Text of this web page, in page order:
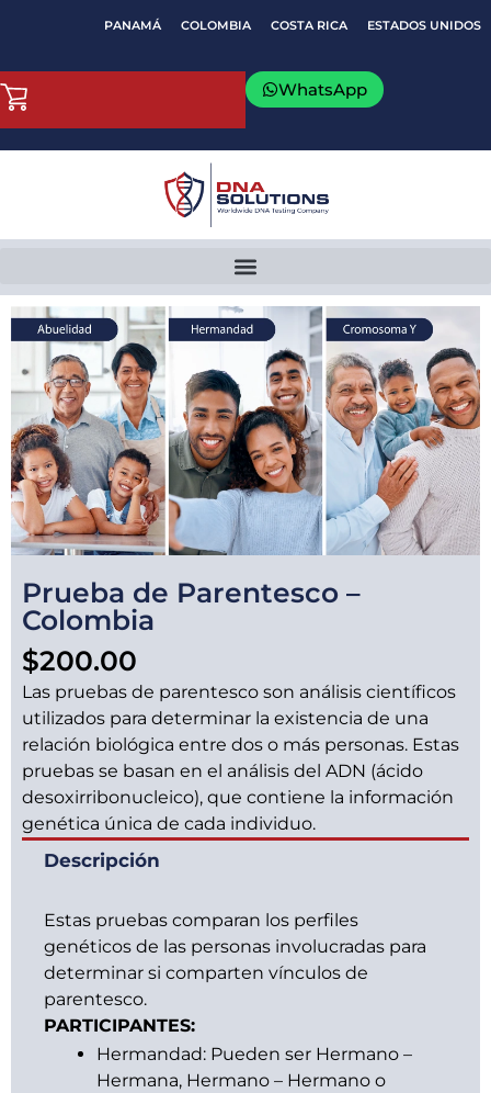
PANAMÁ COLOMBIA COSTA RICA ESTADOS UNIDOS
WhatsApp
Prueba de Parentesco –
Colombia
$200.00
Las pruebas de parentesco son análisis científicos
utilizados para determinar la existencia de una
relación biológica entre dos o más personas. Estas
pruebas se basan en el análisis del ADN (ácido
desoxirribonucleico), que contiene la información
genética única de cada individuo.
Descripción
Estas pruebas comparan los perfiles
genéticos de las personas involucradas para
determinar si comparten vínculos de
parentesco.
PARTICIPANTES:
Hermandad: Pueden ser Hermano –
Hermana, Hermano – Hermano o